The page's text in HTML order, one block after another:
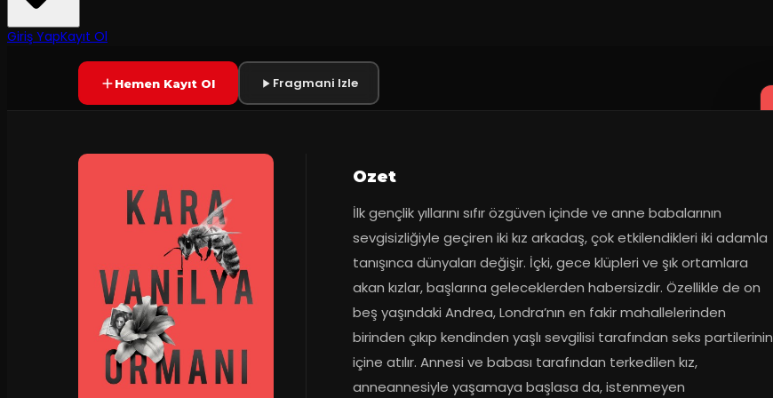
Giriş YapKayıt OlYAKINDA
Hemen Kayıt Ol Fragmani Izle
Ozet
İlk gençlik yıllarını sıfır özgüven içinde ve anne babalarının
sevgisizliğiyle geçiren iki kız arkadaş, çok etkilendikleri iki adamla
tanışınca dünyaları değişir. İçki, gece klüpleri ve şık ortamlara
akan kızlar, başlarına geleceklerden habersizdir. Özellikle de on
beş yaşındaki Andrea, Londra’nın en fakir mahallelerinden
birinden çıkıp kendinden yaşlı sevgilisi tarafından seks partilerinin
içine atılır. Annesi ve babası tarafından terkedilen kız,
anneannesiyle yaşamaya başlasa da, istenmeyen